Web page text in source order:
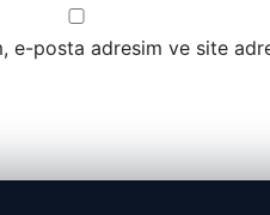
e-posta adresim ve site